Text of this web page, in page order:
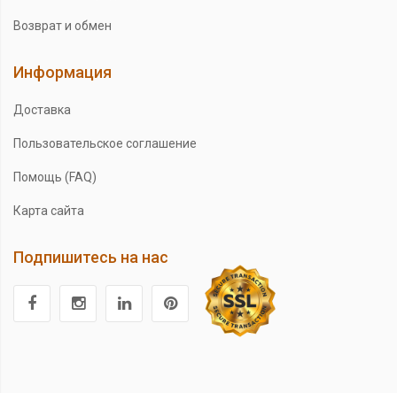
Возврат и обмен
Информация
Доставка
Пользовательское соглашение
Помощь (FAQ)
Карта сайта
Подпишитесь на нас